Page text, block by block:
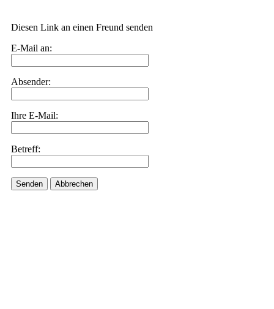
Diesen Link an einen Freund senden
E-Mail an:
Absender:
Ihre E-Mail:
Betreff:
Senden Abbrechen